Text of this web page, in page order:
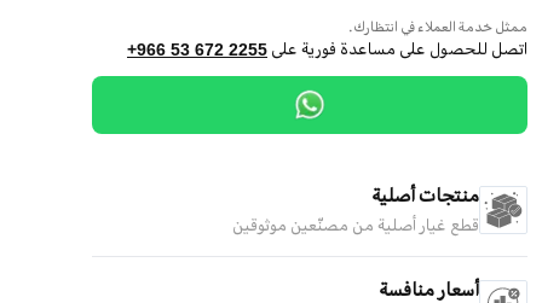
ممثل خدمة العملاء في انتظارك.
اتصل للحصول على مساعدة فورية على +966 53 672 2255
منتجات أصلية
قطع غيار أصلية من مصنّعين موثوقين
أسعار منافسة